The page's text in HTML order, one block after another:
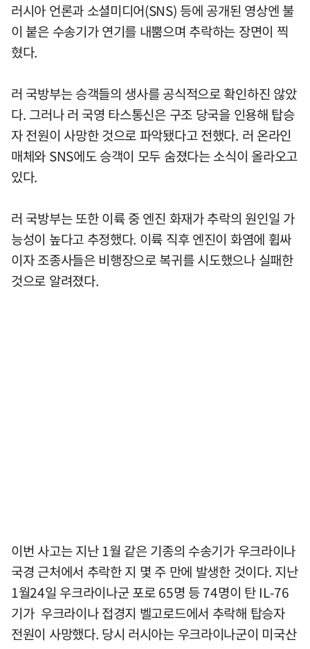
러시아 언론과 소셜미디어(SNS) 등에 공개된 영상엔 불
이 붙은 수송기가 연기를 내뿜으며 추락하는 장면이 찍
혔다.
러 국방부는 승객들의 생사를 공식적으로 확인하진 않았
다. 그러나 러 국영 타스통신은 구조 당국을 인용해 탑승
자 전원이 사망한 것으로 파악됐다고 전했다. 러 온라인
매체와 SNS에도 승객이 모두 숨졌다는 소식이 올라오고
있다.
러 국방부는 또한 이륙 중 엔진 화재가 추락의 원인일 가
능성이 높다고 추정했다. 이륙 직후 엔진이 화염에 휩싸
이자 조종사들은 비행장으로 복귀를 시도했으나 실패한
것으로 알려졌다.
이번 사고는 지난 1월 같은 기종의 수송기가 우크라이나
국경 근처에서 추락한 지 몇 주 만에 발생한 것이다. 지난
1월24일 우크라이나군 포로 65명 등 74명이 탄 IL-76
기가 우크라이나 접경지 벨고로드에서 추락해 탑승자
전원이 사망했다. 당시 러시아는 우크라이나군이 미국산